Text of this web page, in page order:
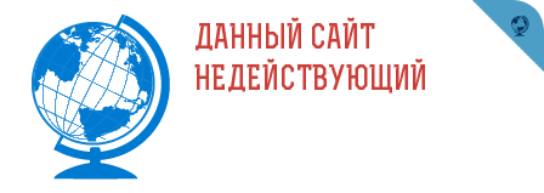
ДАННЫЙ САЙТ
НЕДЕЙСТВУЮЩИЙ